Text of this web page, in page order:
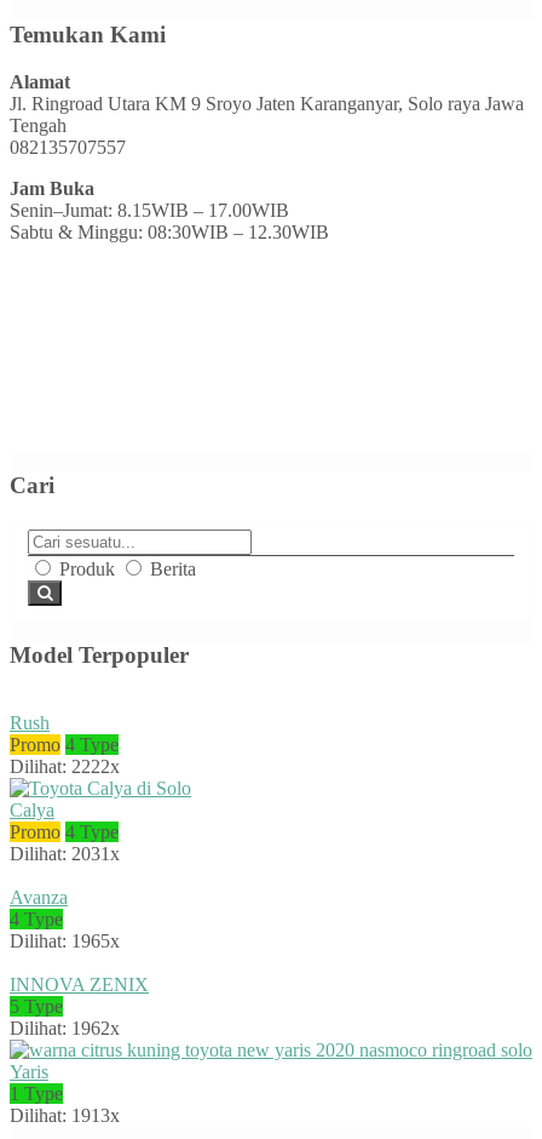
Temukan Kami
Alamat
Jl. Ringroad Utara KM 9 Sroyo Jaten Karanganyar, Solo raya Jawa
Tengah
082135707557
Jam Buka
Senin–Jumat: 8.15WIB – 17.00WIB
Sabtu & Minggu: 08:30WIB – 12.30WIB
Cari
Produk Berita
Model Terpopuler
Rush
Promo 4 Type
Dilihat: 2222x
Calya
Promo 4 Type
Dilihat: 2031x
Avanza
4 Type
Dilihat: 1965x
INNOVA ZENIX
5 Type
Dilihat: 1962x
Yaris
1 Type
Dilihat: 1913x